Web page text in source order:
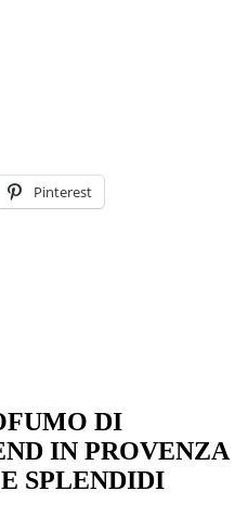
Pinterest
DI
IN PROVENZA
SPLENDIDI